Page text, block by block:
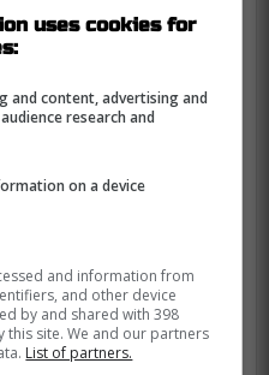
pour une
avec leur jeu en
des gars comme
vraiment les
ça qu'on a vu des
les estrades
uses cookies for
and content, advertising and
research and
on a device
and information from
and other device
by and shared with 398
this site. We and our partners
List of partners.